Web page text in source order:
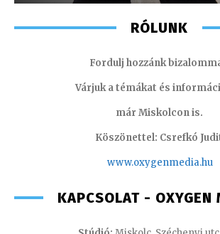
RÓLUNK
Fordulj hozzánk
Várjuk a témákat és
már Miskolcon is.
Köszönettel: Csrefkó
www.oxygenmedia.hu
KAPCSOLAT - OXYGEN